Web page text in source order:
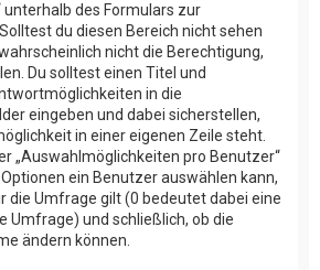
unterhalb des Formulars zur
du diesen Bereich nicht sehen
nicht die Berechtigung,
Du solltest einen Titel und
in die
eingeben und dabei sicherstellen,
in einer eigenen Zeile steht.
„Auswahlmöglichkeiten pro Benutzer“
ein Benutzer auswählen kann,
die Umfrage gilt (0 bedeutet dabei eine
Umfrage) und schließlich, ob die
ändern können.